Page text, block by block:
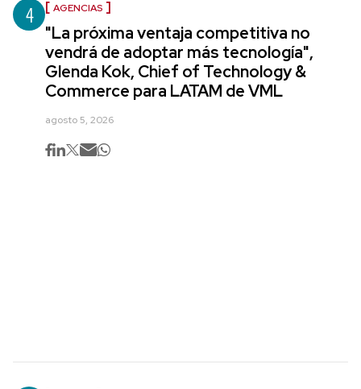
4 AGENCIAS
"La próxima ventaja competitiva no
vendrá de adoptar más tecnología",
Glenda Kok, Chief of Technology &
Commerce para LATAM de VML
agosto 5, 2026